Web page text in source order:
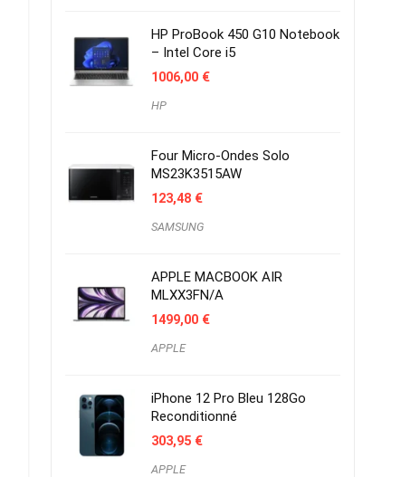
HP ProBook 450 G10 Notebook
– Intel Core i5
1006,00 €
HP
Four Micro-Ondes Solo
MS23K3515AW
123,48 €
SAMSUNG
APPLE MACBOOK AIR
MLXX3FN/A
1499,00 €
APPLE
iPhone 12 Pro Bleu 128Go
Reconditionné
303,95 €
APPLE